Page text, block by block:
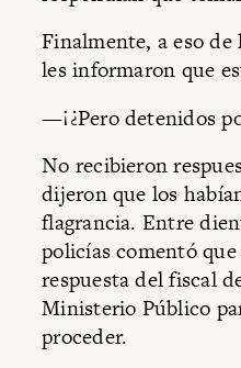
Finalmente, a eso de
les informaron que
—¡¿Pero detenidos
No recibieron
dijeron que los
flagrancia. Entre
policías comentó
respuesta del fiscal
Ministerio Público
proceder.